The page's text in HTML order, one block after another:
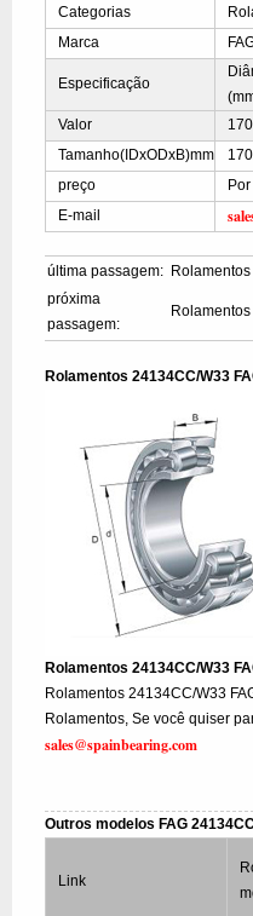
Categorias
Marca
Especificação
Valor 170
Tamanho(IDxODxB)mm
preço
E-mail
última passagem:
próxima
passagem:
Rolamentos 24134CC/W33
Rolamentos 24134CC/W33
Rolamentos 24134CC/W33
Rolamentos, Se você quiser
sales@spainbearing.com
Outros modelos FAG
Link